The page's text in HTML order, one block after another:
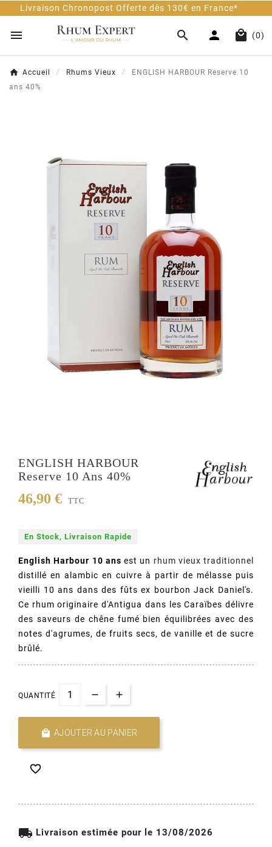
Chronopost Offerte dès 130€ en France*
    (0)
Accueil Rhums Vieux
ENGLISH HARBOUR Reserve 10
ans 40%
ENGLISH HARBOUR
Reserve 10 Ans 40%
46,90 € TTC
En Stock, Livraison Rapide
English Harbour 10 ans est un rhum vieux traditionnel
distillé en alambic en cuivre à partir de mélasse puis
vieilli 10 ans dans des fûts ex bourbon Jack Daniel's.
Ce rhum originaire d'Antigua dans les Caraïbes délivre
des saveurs de chêne fumé bien équilibrées avec des
notes d'agrumes, de fruits secs, de vanille et de sucre
brûlé.
QUANTITÉ
 AJOUTER AU PANIER

local_shipping Livraison estimée pour le 13/08/2026